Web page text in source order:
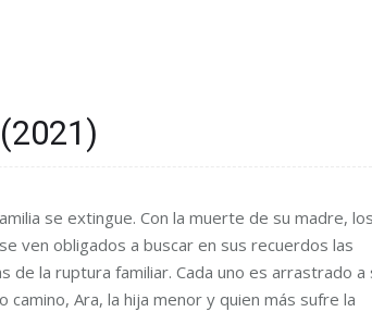
se extingue. Con la muerte de su madre,
ven obligados a buscar en sus recuerdos las
de la ruptura familiar. Cada uno es arrastrado a
camino, Ara, la hija menor y quien más sufre la